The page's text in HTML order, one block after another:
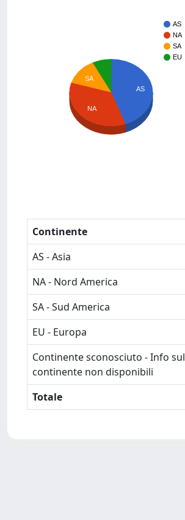
AS
NA
SA
EU
AS
SA
NA
Continente
AS - Asia
NA - Nord America
SA - Sud America
EU - Europa
Continente sconosciuto - Info sul
continente non disponibili
Totale